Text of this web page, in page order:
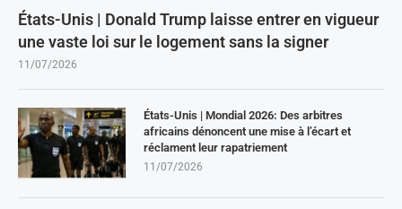
États-Unis | Donald Trump laisse entrer en vigueur
une vaste loi sur le logement sans la signer
11/07/2026
États-Unis | Mondial 2026: Des arbitres
africains dénoncent une mise à l’écart et
réclament leur rapatriement
11/07/2026